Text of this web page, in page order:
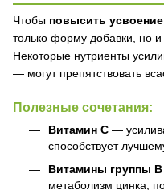
Чтобы повысить
только форму добавки, но
Некоторые нутриенты
— могут препятствовать
Полезные сочетания:
Витамин С —
способствует
Витамины группы B
метаболизм цинка,